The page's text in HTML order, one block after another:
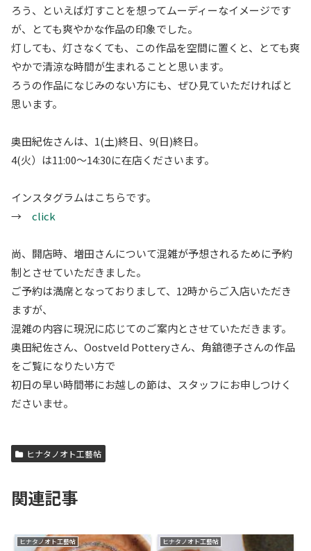
ろう、といえば灯すことを想ってムーディーなイメージです
が、とても爽やかな作品の印象でした。
灯しても、灯さなくても、この作品を空間に置くと、とても爽
やかで清涼な時間が生まれることと思います。
ろうの作品になじみのない方にも、ぜひ見ていただければと
思います。
奥田紀佐さんは、1(土)終日、9(日)終日。
4(火）は11:00〜14:30に在店くださいます。
インスタグラムはこちらです。
→ click
尚、開店時、増田さんについて混雑が予想されるために予約
制とさせていただきました。
ご予約は満席となっておりまして、12時からご入店いただき
ますが、
混雑の内容に現況に応じてのご案内とさせていただきます。
奥田紀佐さん、Oostveld Potteryさん、角舘徳子さんの作品
をご覧になりたい方で
初日の早い時間帯にお越しの節は、スタッフにお申しつけく
ださいませ。
ヒナタノオト工藝帖
関連記事
ヒナタノオト工藝帖 ヒナタノオト工藝帖